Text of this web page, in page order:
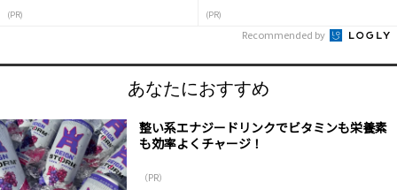
(PR) (PR)
Recommended by
あなたにおすすめ
整い系エナジードリンクでビタミンも栄養素
も効率よくチャージ！
（PR）